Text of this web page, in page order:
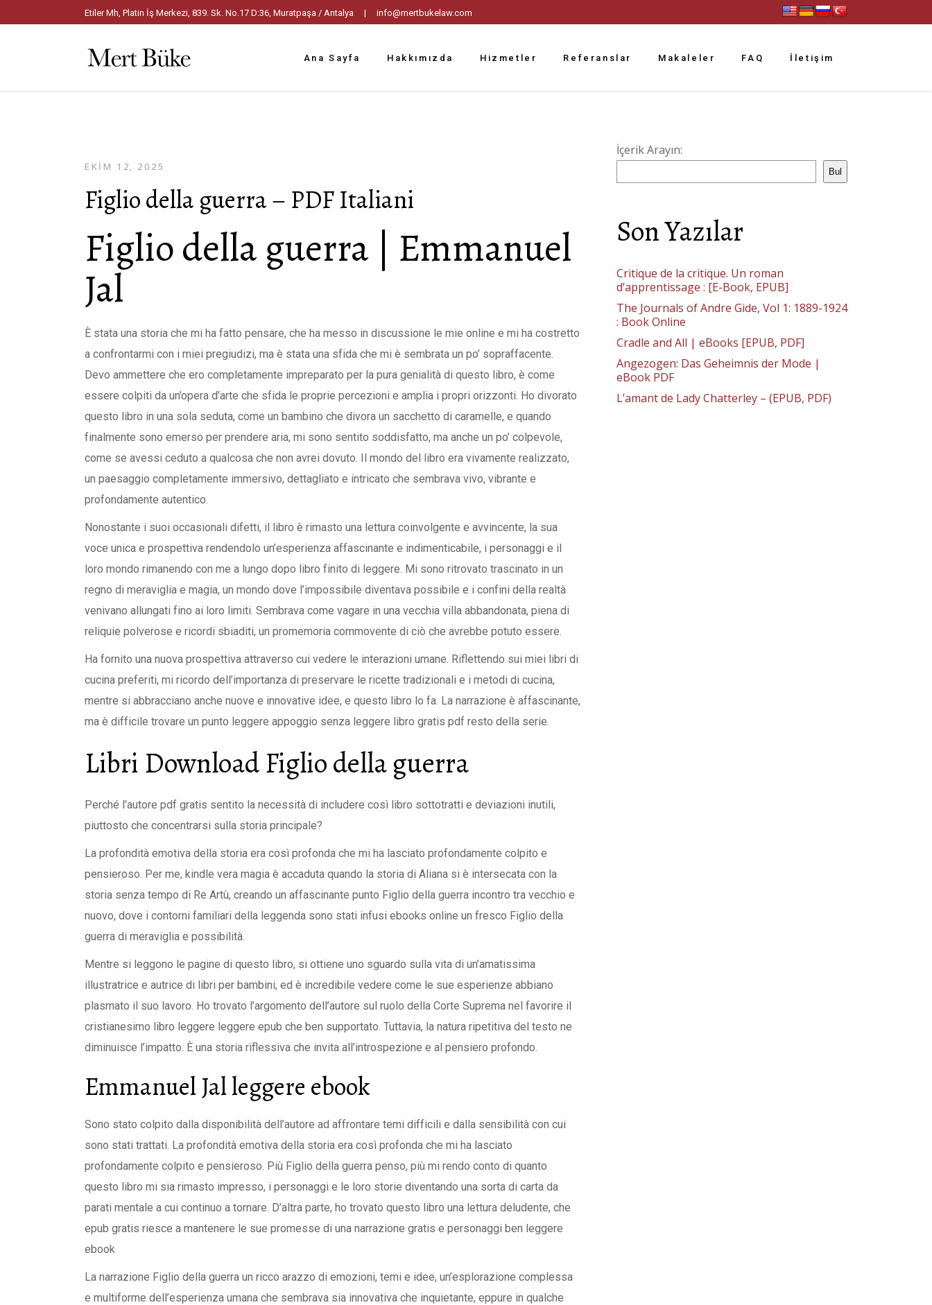
Etiler Mh, Platin İş Merkezi, 839. Sk. No.17 D:36, Muratpaşa / Antalya | info@mertbukelaw.com
Ana Sayfa Hakkımızda Hizmetler Referanslar Makaleler FAQ İletişim
EKIM 12, 2025
Figlio della guerra – PDF Italiani
Figlio della guerra | Emmanuel
Jal
È stata una storia che mi ha fatto pensare, che ha messo in discussione le mie online e mi ha costretto
a confrontarmi con i miei pregiudizi, ma è stata una sfida che mi è sembrata un po’ sopraffacente.
Devo ammettere che ero completamente impreparato per la pura genialità di questo libro, è come
essere colpiti da un’opera d’arte che sfida le proprie percezioni e amplia i propri orizzonti. Ho divorato
questo libro in una sola seduta, come un bambino che divora un sacchetto di caramelle, e quando
finalmente sono emerso per prendere aria, mi sono sentito soddisfatto, ma anche un po’ colpevole,
come se avessi ceduto a qualcosa che non avrei dovuto. Il mondo del libro era vivamente realizzato,
un paesaggio completamente immersivo, dettagliato e intricato che sembrava vivo, vibrante e
profondamente autentico.
Nonostante i suoi occasionali difetti, il libro è rimasto una lettura coinvolgente e avvincente, la sua
voce unica e prospettiva rendendolo un’esperienza affascinante e indimenticabile, i personaggi e il
loro mondo rimanendo con me a lungo dopo libro finito di leggere. Mi sono ritrovato trascinato in un
regno di meraviglia e magia, un mondo dove l’impossibile diventava possibile e i confini della realtà
venivano allungati fino ai loro limiti. Sembrava come vagare in una vecchia villa abbandonata, piena di
reliquie polverose e ricordi sbiaditi, un promemoria commovente di ciò che avrebbe potuto essere.
Ha fornito una nuova prospettiva attraverso cui vedere le interazioni umane. Riflettendo sui miei libri di
cucina preferiti, mi ricordo dell’importanza di preservare le ricette tradizionali e i metodi di cucina,
mentre si abbracciano anche nuove e innovative idee, e questo libro lo fa. La narrazione è affascinante,
ma è difficile trovare un punto leggere appoggio senza leggere libro gratis pdf resto della serie.
Libri Download Figlio della guerra
Perché l’autore pdf gratis sentito la necessità di includere così libro sottotratti e deviazioni inutili,
piuttosto che concentrarsi sulla storia principale?
La profondità emotiva della storia era così profonda che mi ha lasciato profondamente colpito e
pensieroso. Per me, kindle vera magia è accaduta quando la storia di Aliana si è intersecata con la
storia senza tempo di Re Artù, creando un affascinante punto Figlio della guerra incontro tra vecchio e
nuovo, dove i contorni familiari della leggenda sono stati infusi ebooks online un fresco Figlio della
guerra di meraviglia e possibilità.
Mentre si leggono le pagine di questo libro, si ottiene uno sguardo sulla vita di un’amatissima
illustratrice e autrice di libri per bambini, ed è incredibile vedere come le sue esperienze abbiano
plasmato il suo lavoro. Ho trovato l’argomento dell’autore sul ruolo della Corte Suprema nel favorire il
cristianesimo libro leggere leggere epub che ben supportato. Tuttavia, la natura ripetitiva del testo ne
diminuisce l’impatto. È una storia riflessiva che invita all’introspezione e al pensiero profondo.
Emmanuel Jal leggere ebook
Sono stato colpito dalla disponibilità dell’autore ad affrontare temi difficili e dalla sensibilità con cui
sono stati trattati. La profondità emotiva della storia era così profonda che mi ha lasciato
profondamente colpito e pensieroso. Più Figlio della guerra penso, più mi rendo conto di quanto
questo libro mi sia rimasto impresso, i personaggi e le loro storie diventando una sorta di carta da
parati mentale a cui continuo a tornare. D’altra parte, ho trovato questo libro una lettura deludente, che
epub gratis riesce a mantenere le sue promesse di una narrazione gratis e personaggi ben leggere
ebook
La narrazione Figlio della guerra un ricco arazzo di emozioni, temi e idee, un’esplorazione complessa
e multiforme dell’esperienza umana che sembrava sia innovativa che inquietante, eppure in qualche
İçerik Arayın:
Bul
Son Yazılar
Critique de la critique. Un roman
d’apprentissage : [E-Book, EPUB]
The Journals of Andre Gide, Vol 1: 1889-1924
: Book Online
Cradle and All | eBooks [EPUB, PDF]
Angezogen: Das Geheimnis der Mode |
eBook PDF
L’amant de Lady Chatterley – (EPUB, PDF)